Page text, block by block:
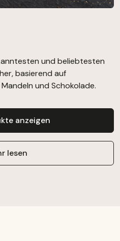
und beliebtesten
basierend auf
und Schokolade.
anzeigen
lesen